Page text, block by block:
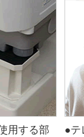
用する部
●テ